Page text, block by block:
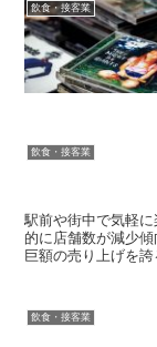
飲食・接客業
飲食・接客業
駅前や街中で気軽
的に店舗数が減少
巨額の売り上げを
飲食・接客業